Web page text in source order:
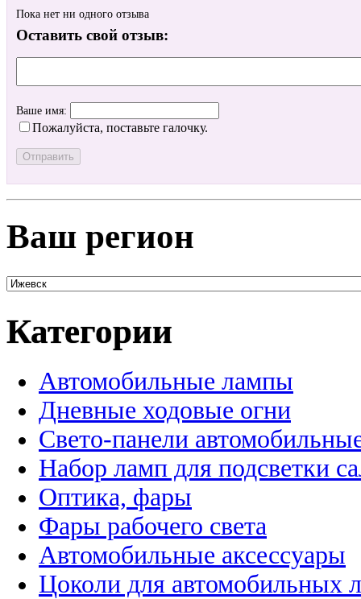
Пока нет ни одного отзыва
Оставить свой отзыв:
Ваше имя:
Пожалуйста, поставьте галочку.
Ваш регион
Категории
Автомобильные лампы
Дневные ходовые огни
Свето-панели
Набор ламп для подсветки
Оптика, фары
Фары рабочего света
Автомобильные аксессуары
Цоколи для автомобильных